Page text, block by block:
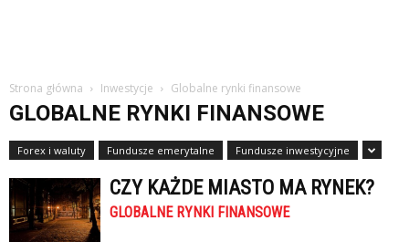
Strona główna Inwestycje Globalne rynki finansowe
GLOBALNE RYNKI FINANSOWE
Forex i waluty Fundusze emerytalne Fundusze inwestycyjne
CZY KAŻDE MIASTO MA RYNEK?
GLOBALNE RYNKI FINANSOWE